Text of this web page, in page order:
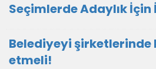
Seçimlerde Adaylık
Belediyeyi şirketlerinde
etmeli!